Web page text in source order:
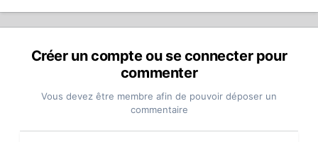
Créer un compte ou se connecter pour
commenter
Vous devez être membre afin de pouvoir déposer un
commentaire